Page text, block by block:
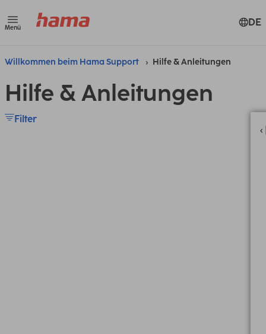
Menü DE
Willkommen beim Hama Support Hilfe & Anleitungen
Hilfe & Anleitungen
Filter